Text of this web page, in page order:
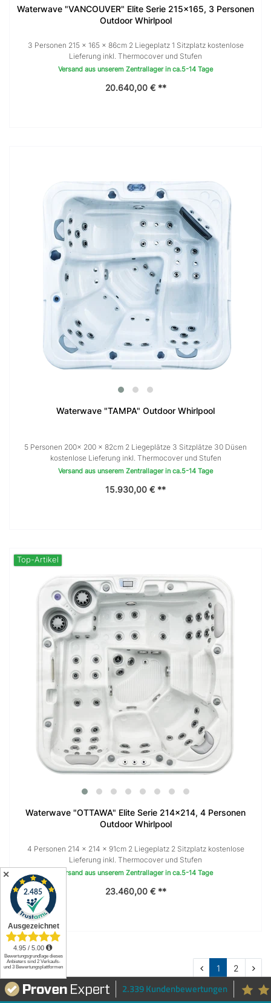
Waterwave "VANCOUVER" Elite Serie 215x165, 3 Personen
Outdoor Whirlpool
3 Personen 215 × 165 x 86cm 2 Liegeplatz 1 Sitzplatz kostenlose
Lieferung inkl. Thermocover und Stufen
Versand aus unserem Zentrallager in ca.5-14 Tage
20.640,00 € **
Waterwave "TAMPA" Outdoor Whirlpool
5 Personen 200× 200 x 82cm 2 Liegeplätze 3 Sitzplätze 30 Düsen
kostenlose Lieferung inkl. Thermocover und Stufen
Versand aus unserem Zentrallager in ca.5-14 Tage
15.930,00 € **
Top-Artikel
Waterwave "OTTAWA" Elite Serie 214x214, 4 Personen
Outdoor Whirlpool
4 Personen 214 × 214 x 91cm 2 Liegeplatz 2 Sitzplatz kostenlose
Lieferung inkl. Thermocover und Stufen
Versand aus unserem Zentrallager in ca.5-14 Tage
23.460,00 € **
1 2
3–5 Personen Outdoor Whirlpools
2.339 Kundenbewertungen
✕